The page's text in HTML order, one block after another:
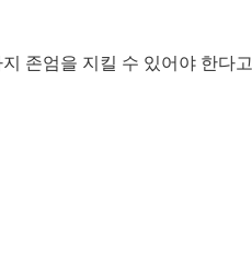
존엄을 지킬 수 있어야 한다고